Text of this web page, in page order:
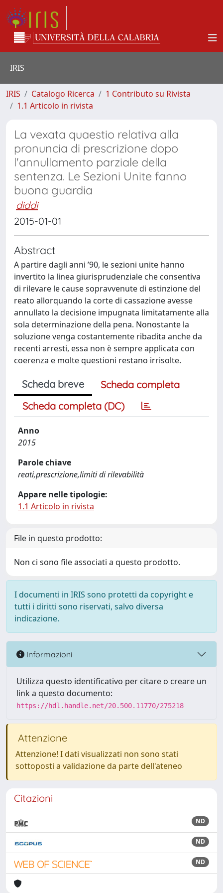
IRIS
IRIS Catalogo Ricerca
1 Contributo su Rivista
1.1 Articolo in rivista
La vexata quaestio relativa alla
pronuncia di prescrizione dopo
l'annullamento parziale della
sentenza. Le Sezioni Unite fanno
buona guardia
diddi
2015-01-01
Abstract
A partire dagli anni ’90, le sezioni unite hanno
invertito la linea giurisprudenziale che consentiva
di rilevare le cause sopravvenute di estinzione del
reato allorquando la corte di cassazione avesse
annullato la decisione impugnata limitatamente alla
sola determinazione della pena. Nonostante la
soluzione venga costantemente ribadita anche da
recenti arresti, essa non è sempre applicata con
coerenza e molte questioni restano irrisolte.
Scheda breve
Scheda completa
Scheda completa (DC)
Anno
2015
Parole chiave
reati,prescrizione,limiti di rilevabilità
Appare nelle tipologie:
1.1 Articolo in rivista
File in questo prodotto:
Non ci sono file associati a questo prodotto.
I documenti in IRIS sono protetti da copyright e
tutti i diritti sono riservati, salvo diversa
indicazione.
Informazioni
Utilizza questo identificativo per citare o creare un
link a questo documento:
https://hdl.handle.net/20.500.11770/275218
Attenzione
Attenzione! I dati visualizzati non sono stati
sottoposti a validazione da parte dell'ateneo
Citazioni
ND
ND
ND